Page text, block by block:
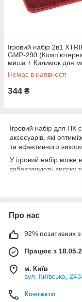
Ігровий набір 2в1
GMP-290
миша + Килимок для
Немає в наявності
344 ₴
Ігровий набір для ПК
аксесуарів, які
та ефективного
У ігровий набір може
забезпечують високу
ігор зазвичай мають
більш високу
Крім миші та
містити навушники.
якість звуку і можуть
шумозаглушення та
час гри.
та навушники, які
Про нас
92% позитивних з
Працює з
м. Київ
вул. Київська,
Контакти